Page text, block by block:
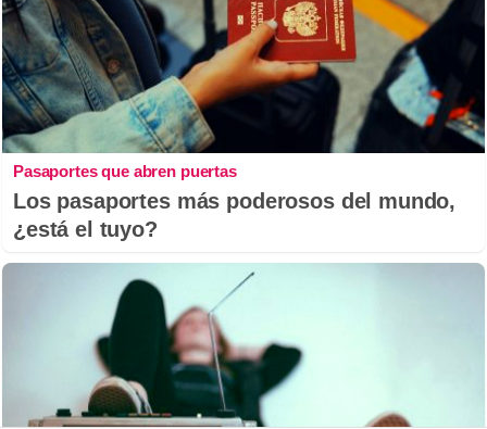
Pasaportes que abren puertas
Los pasaportes más poderosos del mundo,
¿está el tuyo?